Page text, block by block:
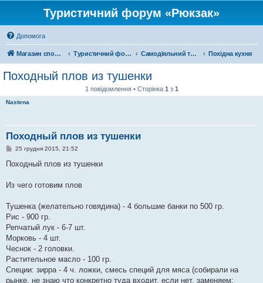
Туристичний форум «Рюкзак»
Допомога
Магазин спорядження Туристичний форум «Рюкзак» Самодіяльний туризм Похідна кухня
Походный плов из тушенки
1 повідомлення • Сторінка 1 з 1
Nastena
Походный плов из тушенки
П
в
о
е
н
я
25 грудня 2015, 21:52
Походный плов из тушенки
Из чего готовим плов
Тушенка (желательно говядина) - 4 большие банки по 500 гр.
Рис - 900 гр.
Репчатый лук - 6-7 шт.
Морковь - 4 шт.
Чеснок - 2 головки.
Растительное масло - 100 гр.
Специи: зирра - 4 ч. ложки, смесь специй для мяса (собирали на
рынке, не знаю что конкретно туда входит, если нет, заменяем: